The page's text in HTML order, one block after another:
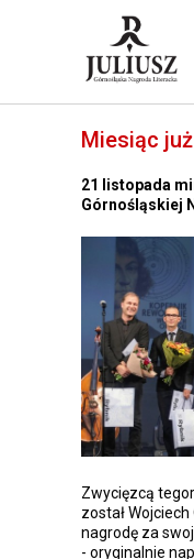
Miesiąc
21 listopada
Górnośląskiej
Zwycięzcą
został
nagrodę za
- oryginalnie